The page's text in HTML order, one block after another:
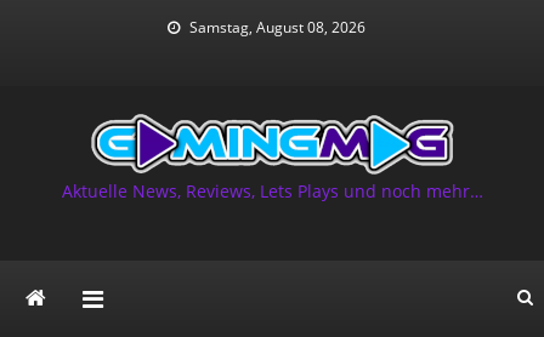
Samstag, August 08, 2026
Aktuelle News, Reviews, Lets Plays und noch mehr…